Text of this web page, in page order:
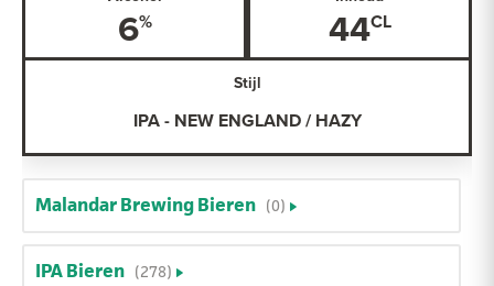
6 44
Stijl
IPA - NEW ENGLAND / HAZY
Malandar Brewing Bieren (0)
IPA Bieren (278)